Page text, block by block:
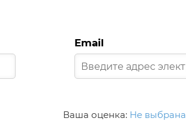
Email
Ваша оценка: Не выбрана